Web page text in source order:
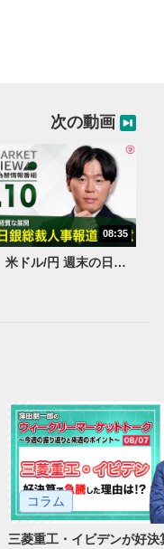
示されます。
。
い位置をクリック
次の動画
08:35
【2/10】米ドル/円 週末の日銀総裁人事報道に注意？＜FX MARKET VIEW＞
コラム